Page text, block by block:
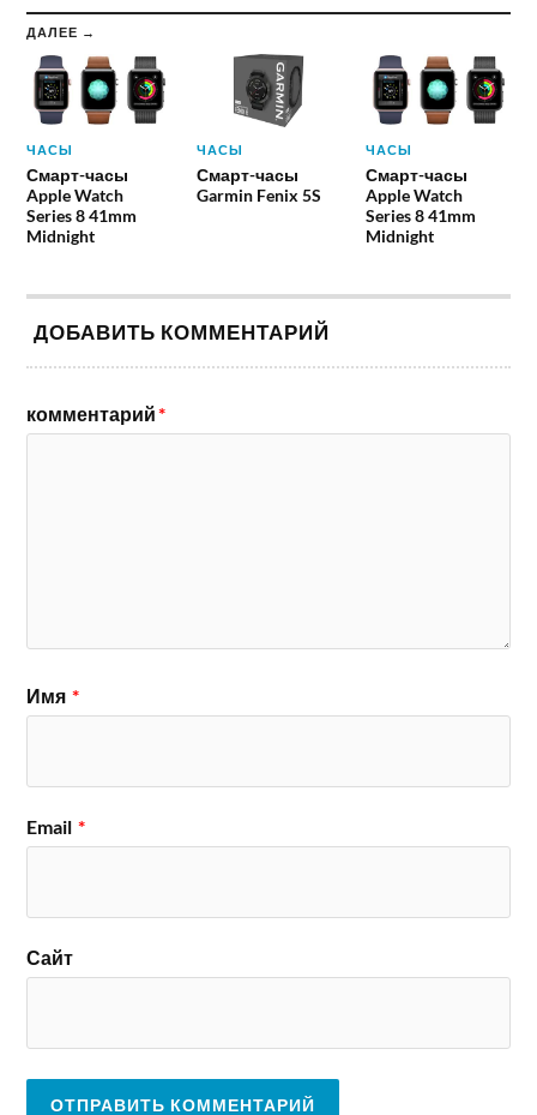
ДАЛЕЕ →
ЧАСЫ
Смарт-часы
Apple Watch
Series 8 41mm
Midnight
ЧАСЫ
Смарт-часы
Garmin Fenix 5S
ЧАСЫ
Смарт-часы
Apple Watch
Series 8 41mm
Midnight
ДОБАВИТЬ КОММЕНТАРИЙ
комментарий*
Имя *
Email *
Сайт